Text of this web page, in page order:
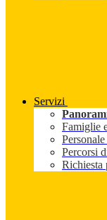
Servizi
Famiglie
Percorsi
Richiesta